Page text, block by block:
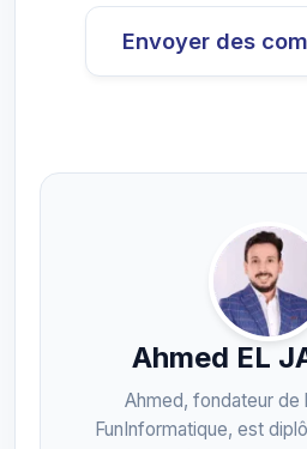
Envoyer des
Ahmed EL
Ahmed, fondateur de
FunInformatique, est